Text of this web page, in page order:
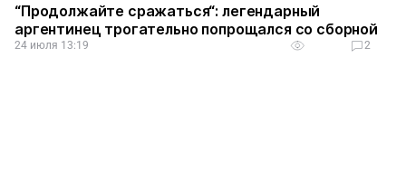
“Продолжайте сражаться“: легендарный
аргентинец трогательно попрощался со сборной
24 июля 13:19 2